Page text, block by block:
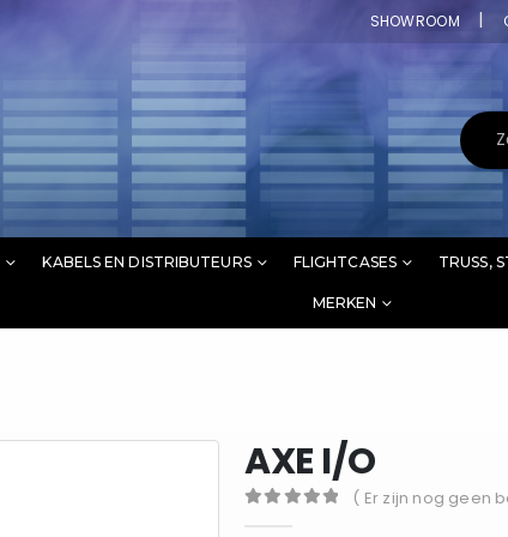
SHOWROOM
KABELS EN DISTRIBUTEURS FLIGHTCASES TRUSS,
MERKEN
AXE I/O
( Er zijn nog geen